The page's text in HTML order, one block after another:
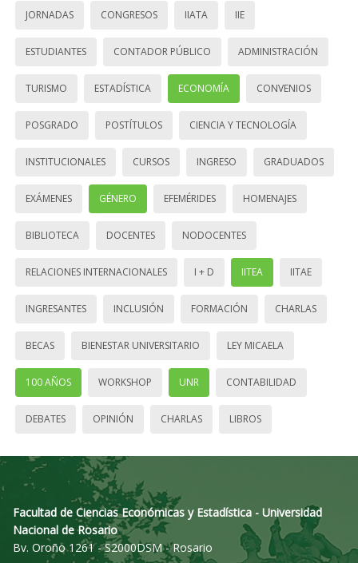
JORNADAS CONGRESOS IIATA IIE
ESTUDIANTES CONTADOR PÚBLICO ADMINISTRACIÓN
TURISMO ESTADÍSTICA ECONOMÍA CONVENIOS
POSGRADO POSTÍTULOS CIENCIA Y TECNOLOGÍA
INSTITUCIONALES CURSOS INGRESO GRADUADOS
EXÁMENES GÉNERO EFEMÉRIDES HOMENAJES
BIBLIOTECA DOCENTES NODOCENTES
RELACIONES INTERNACIONALES I + D IITEA IITAE
INGRESANTES INCLUSIÓN FORMACIÓN CHARLAS
BECAS BIENESTAR UNIVERSITARIO LEY MICAELA
100 AÑOS WORKSHOP UNR CONTABILIDAD
DEBATES OPINIÓN CHARLAS LIBROS
Facultad de Ciencias Económicas y Estadística - Universidad
Nacional de Rosario
Bv. Oroño 1261 - S2000DSM - Rosario